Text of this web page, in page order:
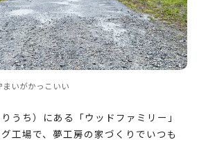
いがかっこいい
うち）にある「ウッドファミリー」
工場で、夢工房の家づくりでいつも